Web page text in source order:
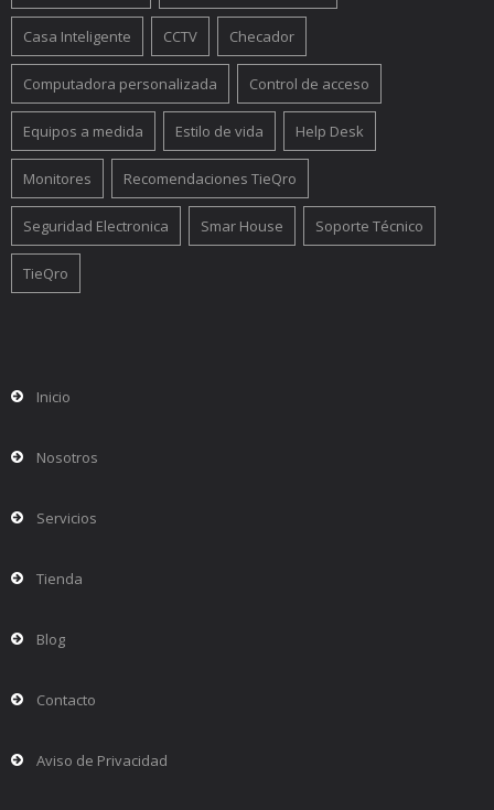
Casa Inteligente CCTV Checador
Computadora personalizada Control de acceso
Equipos a medida Estilo de vida Help Desk
Monitores Recomendaciones TieQro
Seguridad Electronica Smar House Soporte Técnico
TieQro
Inicio
Nosotros
Servicios
Tienda
Blog
Contacto
Aviso de Privacidad